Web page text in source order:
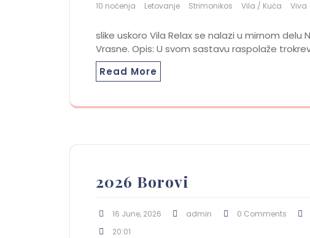
10 noćenja
Letovanje Strimonikos Vila / Kuća Viva
slike uskoro Vila Relax se nalazi u mirnom
Vrasne. Opis: U svom sastavu raspolaže
Read More
2026 Borovi
16 June, 2026 admin 0 Comments
20:01